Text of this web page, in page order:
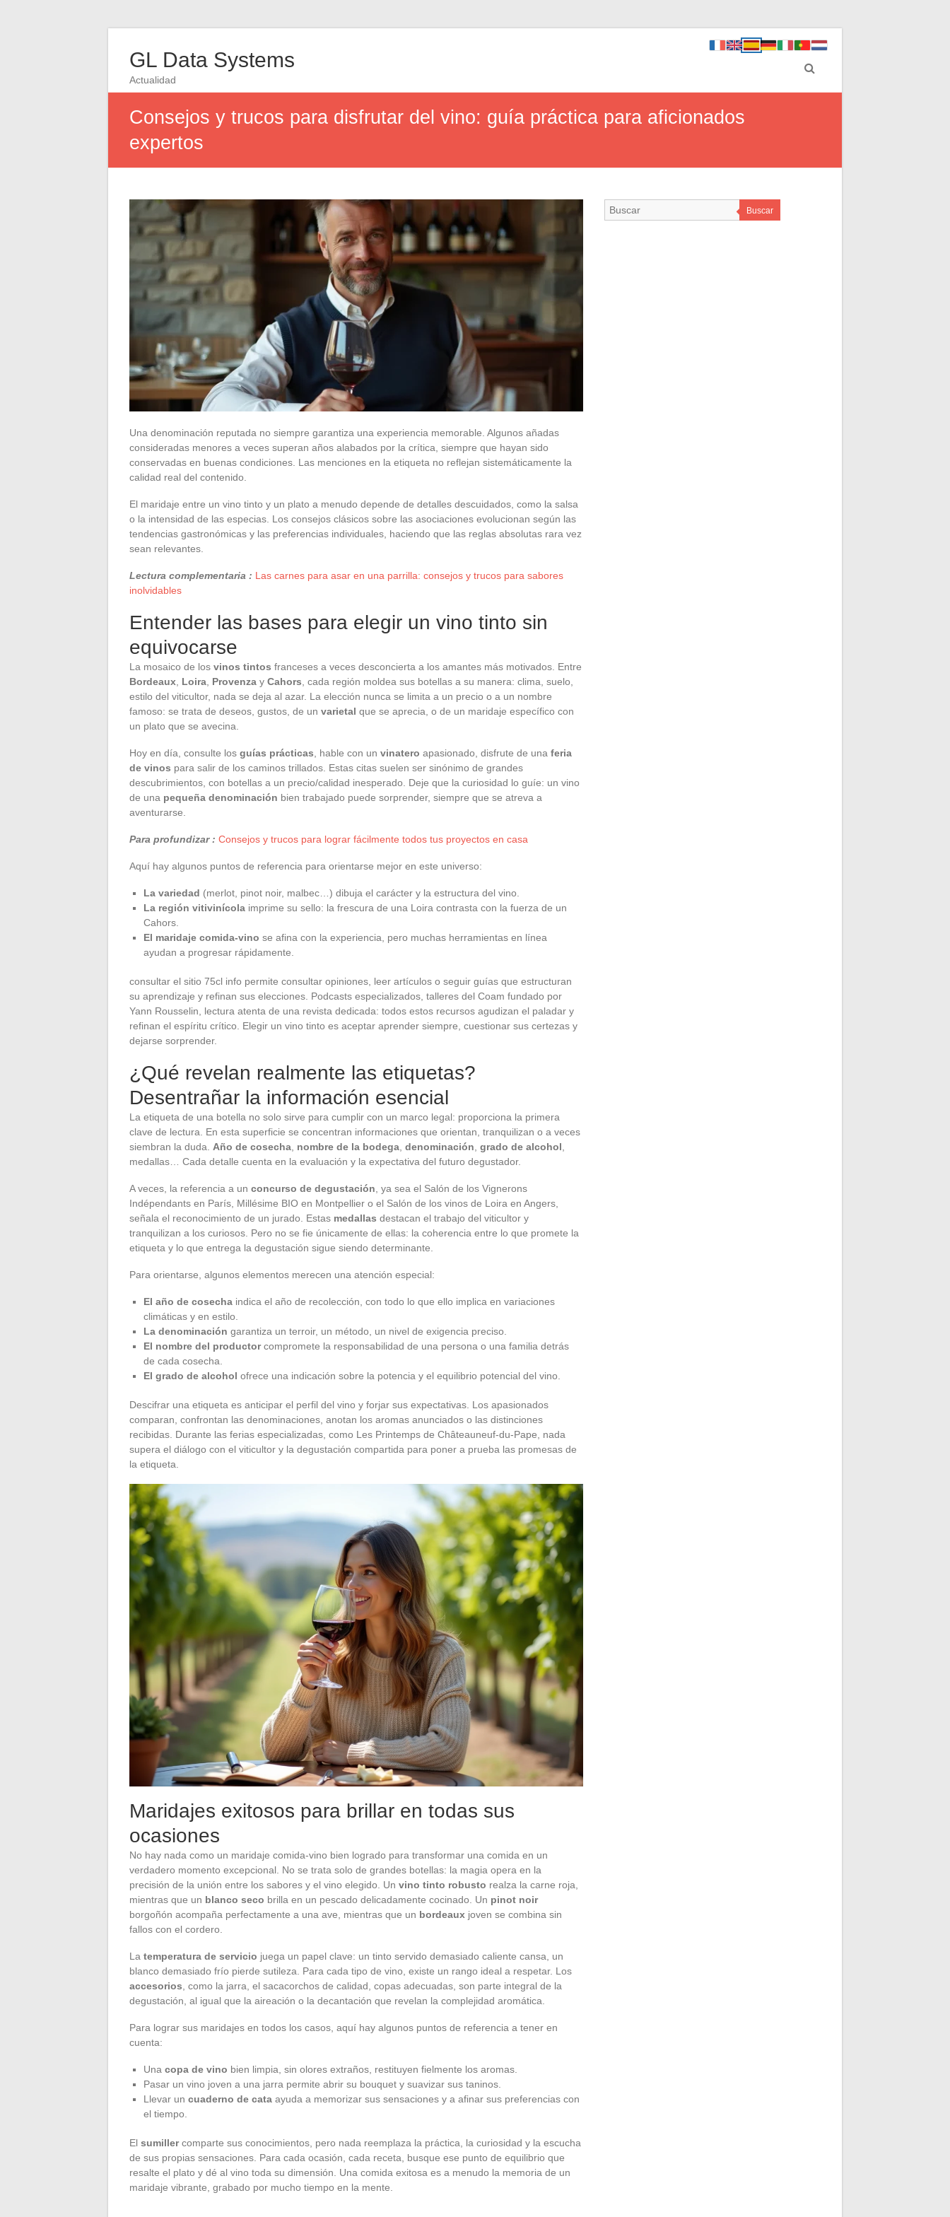
GL Data Systems
Actualidad
Consejos y trucos para disfrutar del vino: guía práctica para aficionados
expertos
Una denominación reputada no siempre garantiza una experiencia memorable. Algunos añadas
consideradas menores a veces superan años alabados por la crítica, siempre que hayan sido
conservadas en buenas condiciones. Las menciones en la etiqueta no reflejan sistemáticamente la
calidad real del contenido.
El maridaje entre un vino tinto y un plato a menudo depende de detalles descuidados, como la salsa
o la intensidad de las especias. Los consejos clásicos sobre las asociaciones evolucionan según las
tendencias gastronómicas y las preferencias individuales, haciendo que las reglas absolutas rara vez
sean relevantes.
Lectura complementaria : Las carnes para asar en una parrilla: consejos y trucos para sabores
inolvidables
Entender las bases para elegir un vino tinto sin
equivocarse
La mosaico de los vinos tintos franceses a veces desconcierta a los amantes más motivados. Entre
Bordeaux Loira Provenza y Cahors , cada región moldea sus botellas a su manera: clima, suelo,
estilo del viticultor, nada se deja al azar. La elección nunca se limita a un precio o a un nombre
famoso: se trata de deseos, gustos, de un varietal que se aprecia, o de un maridaje específico con
un plato que se avecina.
Hoy en día, consulte los guías prácticas , hable con un vinatero apasionado, disfrute de una feria
de vinos para salir de los caminos trillados. Estas citas suelen ser sinónimo de grandes
descubrimientos, con botellas a un precio/calidad inesperado. Deje que la curiosidad lo guíe: un vino
de una pequeña denominación bien trabajado puede sorprender, siempre que se atreva a
aventurarse.
Para profundizar : Consejos y trucos para lograr fácilmente todos tus proyectos en casa
Aquí hay algunos puntos de referencia para orientarse mejor en este universo:
La variedad (merlot, pinot noir, malbec…) dibuja el carácter y la estructura del vino.
La región vitivinícola imprime su sello: la frescura de una Loira contrasta con la fuerza de un
Cahors.
El maridaje comida-vino se afina con la experiencia, pero muchas herramientas en línea
ayudan a progresar rápidamente.
consultar el sitio 75cl info permite consultar opiniones, leer artículos o seguir guías que estructuran
su aprendizaje y refinan sus elecciones. Podcasts especializados, talleres del Coam fundado por
Yann Rousselin, lectura atenta de una revista dedicada: todos estos recursos agudizan el paladar y
refinan el espíritu crítico. Elegir un vino tinto es aceptar aprender siempre, cuestionar sus certezas y
dejarse sorprender.
¿Qué revelan realmente las etiquetas?
Desentrañar la información esencial
La etiqueta de una botella no solo sirve para cumplir con un marco legal: proporciona la primera
clave de lectura. En esta superficie se concentran informaciones que orientan, tranquilizan o a veces
siembran la duda. Año de cosecha nombre de la bodega denominación grado de alcohol
medallas… Cada detalle cuenta en la evaluación y la expectativa del futuro degustador.
A veces, la referencia a un concurso de degustación , ya sea el Salón de los Vignerons
Indépendants en París, Millésime BIO en Montpellier o el Salón de los vinos de Loira en Angers,
señala el reconocimiento de un jurado. Estas medallas destacan el trabajo del viticultor y
tranquilizan a los curiosos. Pero no se fie únicamente de ellas: la coherencia entre lo que promete la
etiqueta y lo que entrega la degustación sigue siendo determinante.
Para orientarse, algunos elementos merecen una atención especial:
El año de cosecha indica el año de recolección, con todo lo que ello implica en variaciones
climáticas y en estilo.
La denominación garantiza un terroir, un método, un nivel de exigencia preciso.
El nombre del productorcompromete la responsabilidad de una persona o una familia detrás
de cada cosecha.
El grado de alcohol ofrece una indicación sobre la potencia y el equilibrio potencial del vino.
Descifrar una etiqueta es anticipar el perfil del vino y forjar sus expectativas. Los apasionados
comparan, confrontan las denominaciones, anotan los aromas anunciados o las distinciones
recibidas. Durante las ferias especializadas, como Les Printemps de Châteauneuf-du-Pape, nada
supera el diálogo con el viticultor y la degustación compartida para poner a prueba las promesas de
la etiqueta.
Maridajes exitosos para brillar en todas sus
ocasiones
No hay nada como un maridaje comida-vino bien logrado para transformar una comida en un
verdadero momento excepcional. No se trata solo de grandes botellas: la magia opera en la
precisión de la unión entre los sabores y el vino elegido. Un vino tinto robusto realza la carne roja,
mientras que un blanco seco brilla en un pescado delicadamente cocinado. Un pinot noir
borgoñón acompaña perfectamente a una ave, mientras que un bordeaux joven se combina sin
fallos con el cordero.
La temperatura de servicio juega un papel clave: un tinto servido demasiado caliente cansa, un
blanco demasiado frío pierde sutileza. Para cada tipo de vino, existe un rango ideal a respetar. Los
accesorios , como la jarra, el sacacorchos de calidad, copas adecuadas, son parte integral de la
degustación, al igual que la aireación o la decantación que revelan la complejidad aromática.
Para lograr sus maridajes en todos los casos, aquí hay algunos puntos de referencia a tener en
cuenta:
Una copa de vino bien limpia, sin olores extraños, restituyen fielmente los aromas.
Pasar un vino joven a una jarra permite abrir su bouquet y suavizar sus taninos.
Llevar un cuaderno de cata ayuda a memorizar sus sensaciones y a afinar sus preferencias con
el tiempo.
El sumillercomparte sus conocimientos, pero nada reemplaza la práctica, la curiosidad y la escucha
de sus propias sensaciones. Para cada ocasión, cada receta, busque ese punto de equilibrio que
resalte el plato y dé al vino toda su dimensión. Una comida exitosa es a menudo la memoria de un
maridaje vibrante, grabado por mucho tiempo en la mente.
Buscar